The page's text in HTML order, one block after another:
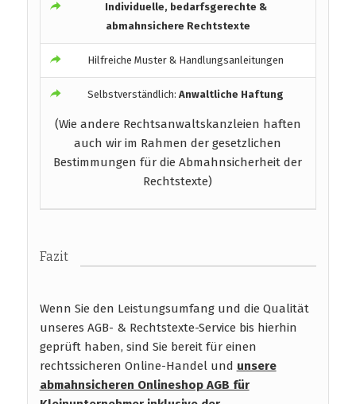
Individuelle, bedarfsgerechte &
abmahnsichere Rechtstexte
Hilfreiche Muster & Handlungsanleitungen
Selbstverständlich:Anwaltliche Haftung
(Wie andere Rechtsanwaltskanzleien haften
auch wir im Rahmen der gesetzlichen
Bestimmungen für die Abmahnsicherheit der
Rechtstexte)
Fazit
Wenn Sie den Leistungsumfang und die Qualität
unseres AGB- & Rechtstexte-Service bis hierhin
geprüft haben, sind Sie bereit für einen
rechtssicheren Online-Handel und unsere
abmahnsicheren Onlineshop AGB für